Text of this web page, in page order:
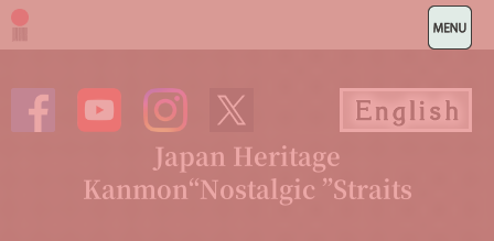
Japan Heritage
Kanmon“Nostalgic ”Straits